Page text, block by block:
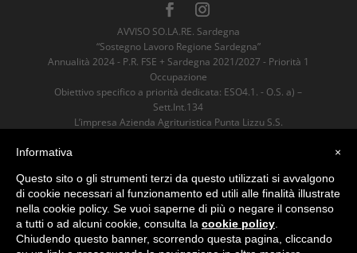
AVVISO SO.LA.RE. Sardegna
“Sostegno Lavoro Regione Sardegna”
Annualità 2024 - P.R. FSE + Sardegna 2021/2027 - Priorità 1
Occupazione
Obiettivo specifico a priorità dedicata: ESO4.1. - O.S. a) –
Sett.Int.134
L’impresa Azienda Agrituristica Punta Lizzu S.S.
4600,00.
Azienda Agrituristica Punta Lizzu
Loc. Ofricatu, 08029 Siniscola (NU)
P. Iva 01093510913 - TEL+39 339 1077654
×
Informativa
Questo sito o gli strumenti terzi da questo utilizzati si avvalgono
di cookie necessari al funzionamento ed utili alle finalità illustrate
nella cookie policy. Se vuoi saperne di più o negare il consenso
a tutti o ad alcuni cookie, consulta la cookie policy
Chiudendo questo banner, scorrendo questa pagina, cliccando